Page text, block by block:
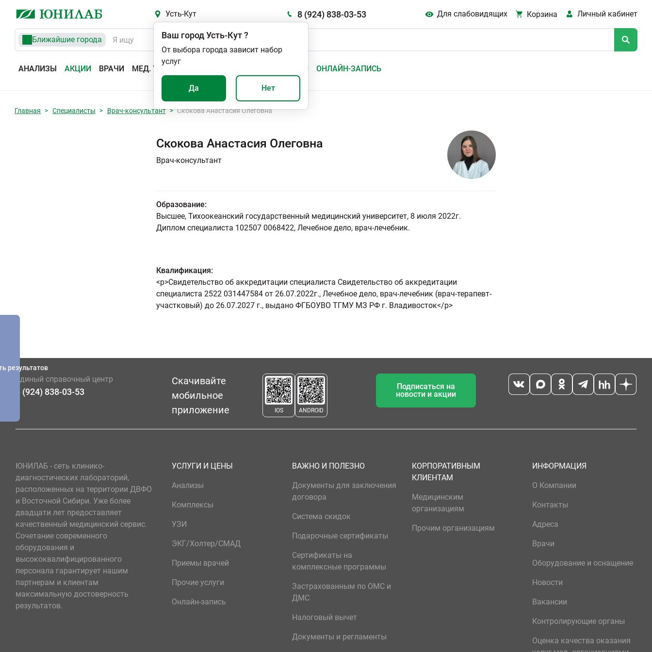
Усть-Кут 8 (924) 838-03-53 Для слабовидящих Корзина Личный кабинет
Ближайшие города
АНАЛИЗЫ АКЦИИ ВРАЧИ МЕД. УСЛУГИ ОНЛАЙН-ЗАПИСЬ
Ваш городУсть-Кут?
От выбора города зависит набор
услуг
Да Нет
Главная Специалисты Врач-консультант Скокова Анастасия Олеговна
Скокова Анастасия Олеговна
Врач-консультант
Образование:
Высшее, Тихоокеанский государственный медицинский университет, 8 июля 2022г.
Диплом специалиста 102507 0068422, Лечебное дело, врач-лечебник.
Квалификация:
<p>Свидетельство об аккредитации специалиста Свидетельство об аккредитации
специалиста 2522 031447584 от 26.07.2022г., Лечебное дело, врач-лечебник (врач-терапевт-
участковый) до 26.07.2027 г., выдано ФГБОУВО ТГМУ МЗ РФ г. Владивосток</p>
результатов
Единый справочный центр
8 (924) 838-03-53
Скачивайте
мобильное
приложение
IOS ANDROID
Подписаться на
новости и акции
ЮНИЛАБ - сеть клинико-
диагностических лабораторий,
расположенных на территории ДВФО
и Восточной Сибири. Уже более
двадцати лет предоставляет
качественный медицинский сервис.
Сочетание современного
оборудования и
высококвалифицированного
персонала гарантирует нашим
партнерам и клиентам
максимальную достоверность
результатов.
УСЛУГИ И ЦЕНЫ
Анализы
Комплексы
УЗИ
ЭКГ/Холтер/СМАД
Приемы врачей
Прочие услуги
Онлайн-запись
ВАЖНО И ПОЛЕЗНО
Документы для заключения
договора
Система скидок
Подарочные сертификаты
Сертификаты на
комплексные программы
Застрахованным по ОМС и
ДМС
Налоговый вычет
Документы и регламенты
КОРПОРАТИВНЫМ
КЛИЕНТАМ
Медицинским
организациям
Прочим организациям
ИНФОРМАЦИЯ
О Компании
Контакты
Адреса
Врачи
Оборудование и оснащение
Новости
Вакансии
Контролирующие органы
Оценка качества оказания